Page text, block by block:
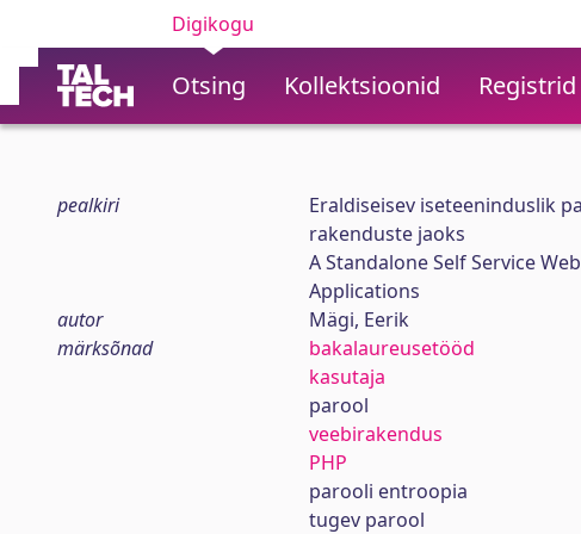
Digikogu
Otsing Kollektsioonid Registrid
pealkiri
Eraldiseisev iseteeninduslik
rakenduste jaoks
A Standalone Self Service
Applications
autor
Mägi, Eerik
märksõnad
bakalaureusetööd
kasutaja
parool
veebirakendus
PHP
parooli entroopia
tugev parool